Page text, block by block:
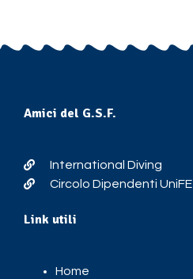
Amici del G.S.F.
International Diving
Circolo Dipendenti UniFE
Link utili
Home